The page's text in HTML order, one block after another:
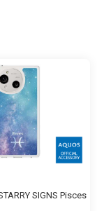
SIGNS Pisces